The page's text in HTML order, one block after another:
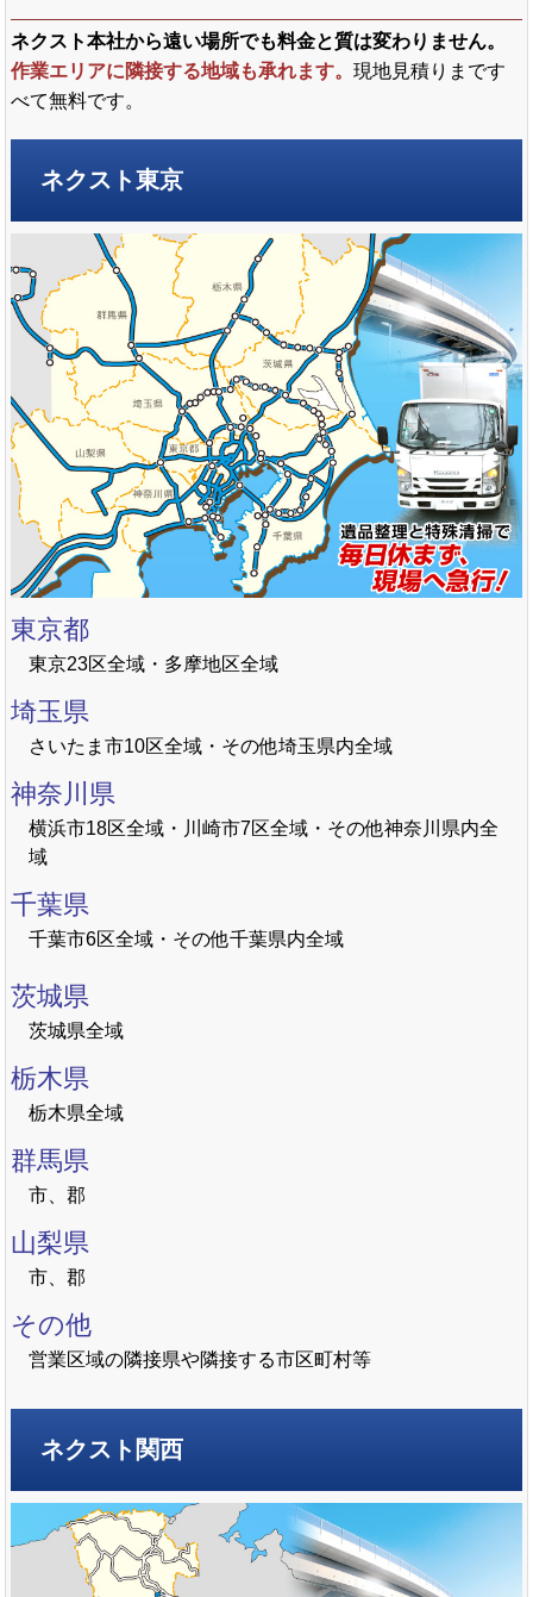
ネクスト本社から遠い場所でも料金と質は変わりません。
作業エリアに隣接する地域も承れます。現地見積りまです
べて無料です。
ネクスト東京
東京都
東京23区全域・多摩地区全域
埼玉県
さいたま市10区全域・その他埼玉県内全域
神奈川県
横浜市18区全域・川崎市7区全域・その他神奈川県内全
域
千葉県
千葉市6区全域・その他千葉県内全域
茨城県
茨城県全域
栃木県
栃木県全域
群馬県
市、郡
山梨県
市、郡
その他
営業区域の隣接県や隣接する市区町村等
ネクスト関西